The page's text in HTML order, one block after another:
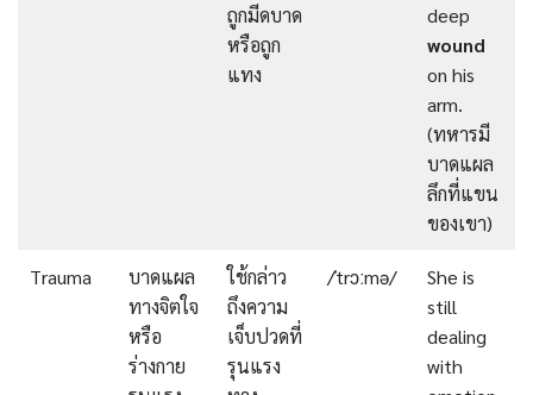
ถูกมีดบาด
หรือถูก
แทง
deep
wound
on his
arm.
(ทหารมี
บาดแผล
ลึกที่แขน
ของเขา)
Trauma
บาดแผล
ทางจิตใจ
หรือ
ร่างกาย
ใช้กล่าว
ถึงความ
เจ็บปวดที่
รุนแรง
/ˈtrɔːmə/
She is
still
dealing
with